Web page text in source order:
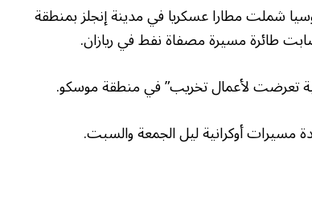
شملت مطارا عسكريا في مدينة إنجلز بمنطقة
طائرة مسيرة مصفاة نفط في ريازان.
مسيرات أوكرانية ليل الجمعة والسبت.